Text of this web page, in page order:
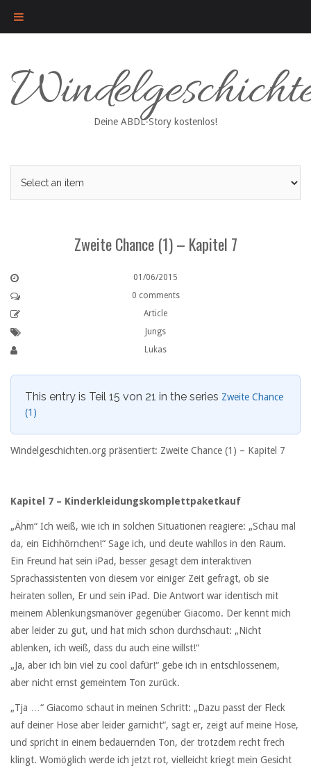
content
Deine ABDL-Story kostenlos!
Zweite Chance (1) – Kapitel 7
01/06/2015
0 comments
Article
Jungs
Lukas
This entry is Teil 15 von 21 in the series Zweite Chance
(1)
Windelgeschichten.org präsentiert: Zweite Chance (1) – Kapitel 7
Kapitel 7 – Kinderkleidungskomplettpaketkauf
„Ähm“ Ich weiß, wie ich in solchen Situationen reagiere: „Schau mal
da, ein Eichhörnchen!“ Sage ich, und deute wahllos in den Raum.
Ein Freund hat sein iPad, besser gesagt dem interaktiven
Sprachassistenten von diesem vor einiger Zeit gefragt, ob sie
heiraten sollen, Er und sein iPad. Die Antwort war identisch mit
meinem Ablenkungsmanöver gegenüber Giacomo. Der kennt mich
aber leider zu gut, und hat mich schon durchschaut: „Nicht
ablenken, ich weiß, dass du auch eine willst!“
„Ja, aber ich bin viel zu cool dafür!“ gebe ich in entschlossenem,
aber nicht ernst gemeintem Ton zurück.
„Tja …“ Giacomo schaut in meinen Schritt: „Dazu passt der Fleck
auf deiner Hose aber leider garnicht“, sagt er, zeigt auf meine Hose,
und spricht in einem bedauernden Ton, der trotzdem recht frech
klingt. Womöglich werde ich jetzt rot, vielleicht kriegt mein Gesicht